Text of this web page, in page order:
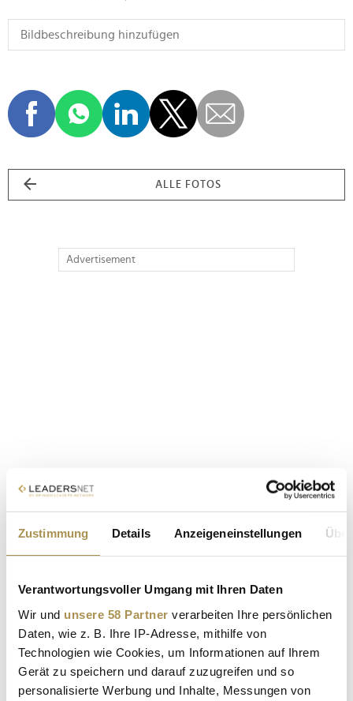
Zustimmung Details Anzeigeneinstellungen
Verantwortungsvoller Umgang mit Ihren Daten
Wir und unsere 58 Partner verarbeiten Ihre persönlichen
Daten, wie z. B. Ihre IP-Adresse, mithilfe von
Technologien wie Cookies, um Informationen auf Ihrem
Gerät zu speichern und darauf zuzugreifen und so
personalisierte Werbung und Inhalte, Messungen von
ALLE FOTOS
Advertisement